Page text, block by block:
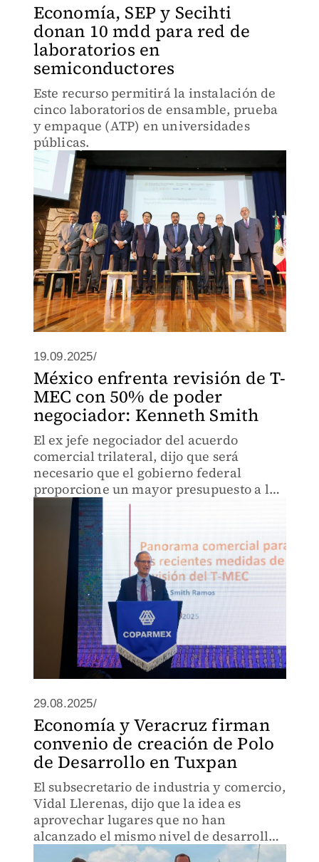
Economía, SEP y Secihti
donan 10 mdd para red de
laboratorios en
semiconductores
Este recurso permitirá la instalación de
cinco laboratorios de ensamble, prueba
y empaque (ATP) en universidades
públicas.
19.09.2025/
México enfrenta revisión de T-
MEC con 50% de poder
negociador: Kenneth Smith
El ex jefe negociador del acuerdo
comercial trilateral, dijo que será
necesario que el gobierno federal
proporcione un mayor presupuesto a la
Secretaría de Economía (SE) para
aumentar la capacidad de diálogo.
29.08.2025/
Economía y Veracruz firman
convenio de creación de Polo
de Desarrollo en Tuxpan
El subsecretario de industria y comercio,
Vidal Llerenas, dijo que la idea es
aprovechar lugares que no han
alcanzado el mismo nivel de desarrollo
que otros puntos del país.